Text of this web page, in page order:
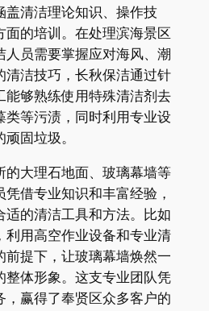
盖清洁理论知识、操作技
面的培训。在处理滨海景区
人员需要掌握应对海风、潮
清洁技巧，长秋保洁通过针
能够熟练使用特殊清洁剂去
类等污渍，同时利用专业设
固垃圾。​
的大理石地面、玻璃幕墙等
借专业知识和丰富经验，
适的清洁工具和方法。比如
利用高空作业设备和专业清
前提下，让玻璃幕墙焕然一
整体形象。这支专业团队凭
，赢得了奉贤区众多客户的